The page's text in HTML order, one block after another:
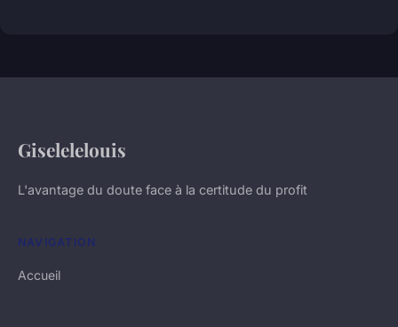
Giselelelouis
L'avantage du doute face à la certitude du profit
NAVIGATION
Accueil